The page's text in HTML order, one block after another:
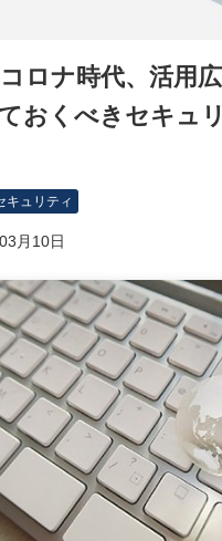
ロナ時代、活用
おくべきセキュ
キュリティ
月10日